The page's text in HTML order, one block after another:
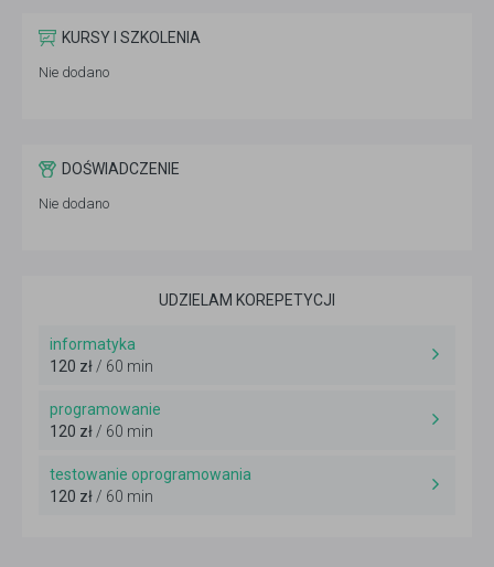
KURSY I SZKOLENIA
Nie dodano
DOŚWIADCZENIE
Nie dodano
UDZIELAM KOREPETYCJI
informatyka
120 zł / 60 min
programowanie
120 zł / 60 min
testowanie oprogramowania
120 zł / 60 min